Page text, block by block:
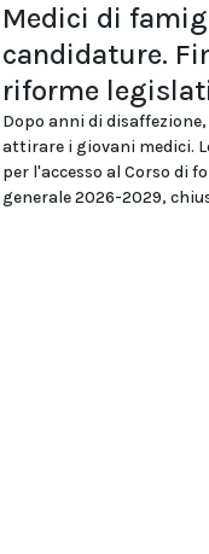
Medici di
candidature.
riforme
Dopo anni di
attirare i giovani medici.
per l'accesso al Corso di
generale 2026-2029,